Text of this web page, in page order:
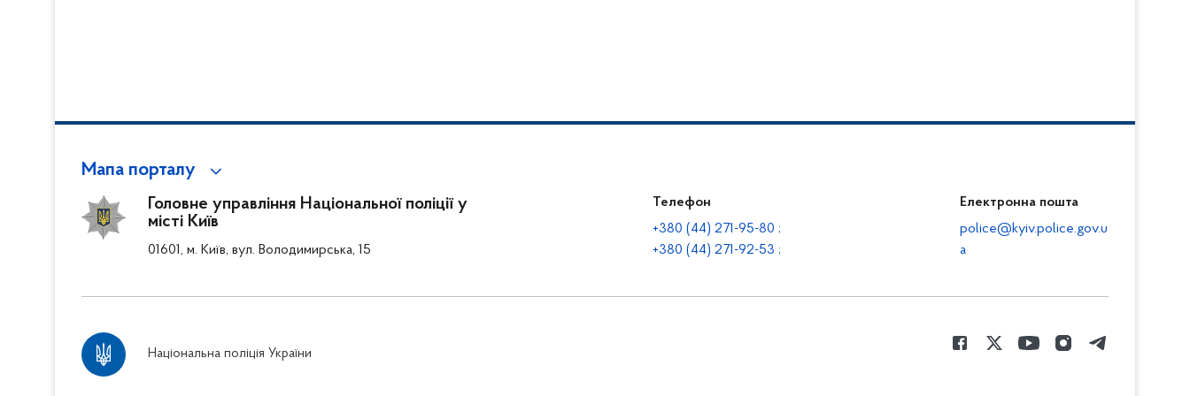
Мапа порталу
Головне управління Національної поліції у
місті Київ
01601, м. Київ, вул. Володимирська, 15
Телефон
+380 (44) 271-95-80 ;
+380 (44) 271-92-53 ;
Електронна пошта
police@kyiv.police.gov.u
a
Національна поліція України